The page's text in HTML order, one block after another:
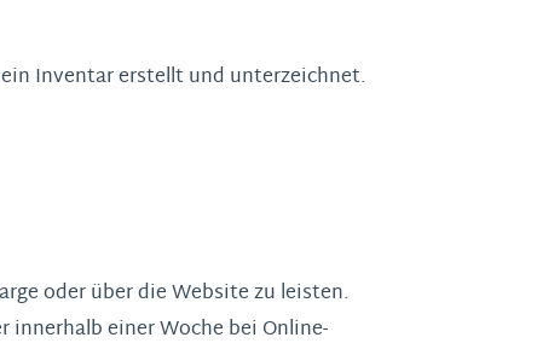
Inventar erstellt und unterzeichnet.
oder über die Website zu leisten.
innerhalb einer Woche bei Online-